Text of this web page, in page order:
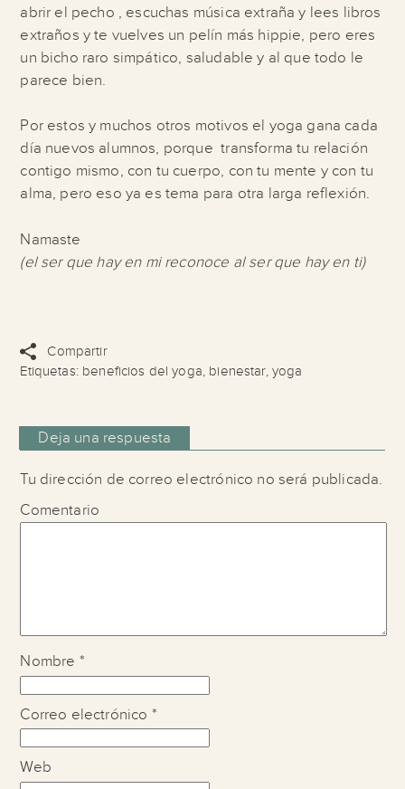
abrir el pecho , escuchas música extraña y lees libros
extraños y te vuelves un pelín más hippie, pero eres
un bicho raro simpático, saludable y al que todo le
parece bien.
Por estos y muchos otros motivos el yoga gana cada
día nuevos alumnos, porque transforma tu relación
contigo mismo, con tu cuerpo, con tu mente y con tu
alma, pero eso ya es tema para otra larga reflexión.
Namaste
(el ser que hay en mi reconoce al ser que hay en ti)
Compartir
Etiquetas: beneficios del yoga, bienestar, yoga
Deja una respuesta
Tu dirección de correo electrónico no será publicada.
Comentario
Nombre *
Correo electrónico *
Web